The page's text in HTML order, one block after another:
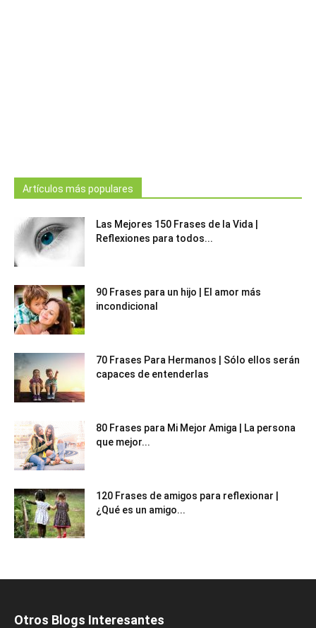
Artículos más populares
Las Mejores 150 Frases de la Vida |
Reflexiones para todos...
90 Frases para un hijo | El amor más
incondicional
70 Frases Para Hermanos | Sólo ellos serán
capaces de entenderlas
80 Frases para Mi Mejor Amiga | La persona
que mejor...
120 Frases de amigos para reflexionar |
¿Qué es un amigo...
Otros Blogs Interesantes